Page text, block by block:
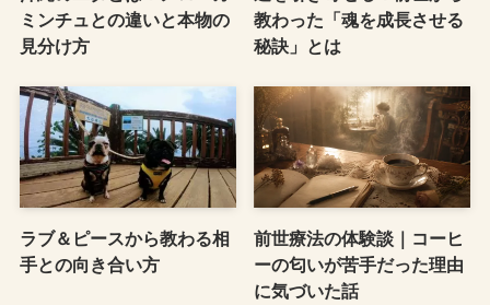
ミンチュとの違いと本物の
見分け方
教わった「魂を成長させる
秘訣」とは
ラブ＆ピースから教わる相
手との向き合い方
前世療法の体験談｜コーヒ
ーの匂いが苦手だった理由
に気づいた話